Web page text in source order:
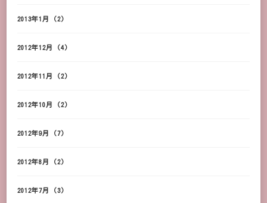
2013年1月 (2)
2012年12月 (4)
2012年11月 (2)
2012年10月 (2)
2012年9月 (7)
2012年8月 (2)
2012年7月 (3)